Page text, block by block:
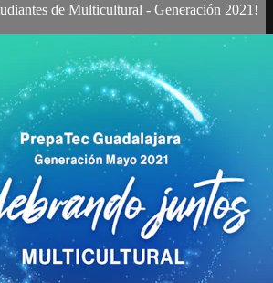
de Multicultural - Generación 2021!